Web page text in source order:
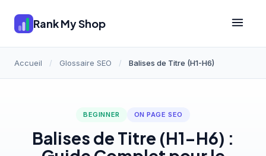
Rank My Shop
Accueil / Glossaire SEO / Balises de Titre (H1-H6)
BEGINNER ON PAGE SEO
Balises de Titre (H1-H6) :